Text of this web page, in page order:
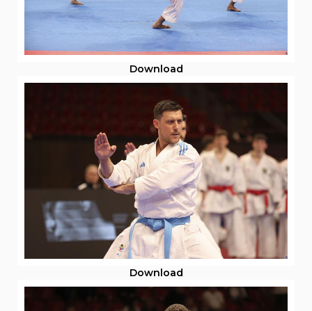
Download
Download